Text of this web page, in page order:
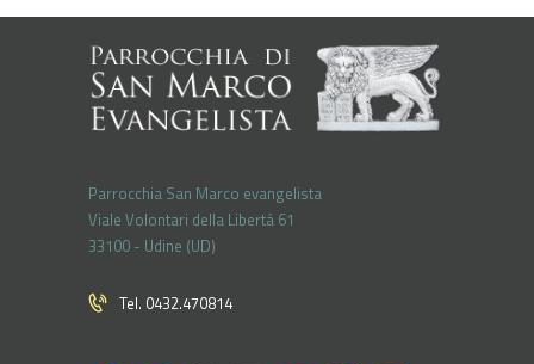
Parrocchia San Marco evangelista
Viale Volontari della Libertá 61
33100 - Udine (UD)
Tel. 0432.470814